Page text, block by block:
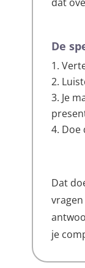
De
Je
Doe
Dat
je